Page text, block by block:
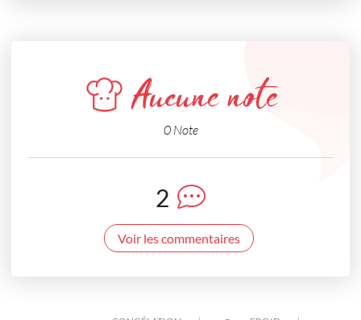
Aucune note
0 Note
2
Voir les commentaires